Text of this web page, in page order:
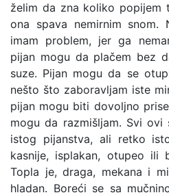
želim da zna koliko popijem
ona spava nemirnim
imam problem, jer ga
pijan mogu da plačem bez
suze. Pijan mogu da se
nešto što zaboravljam iste
pijan mogu biti dovoljno
mogu da razmišljam. Svi
istog pijanstva, ali retko
kasnije, isplakan, otupeo ili
Topla je, draga, mekana i
hladan. Boreći se sa